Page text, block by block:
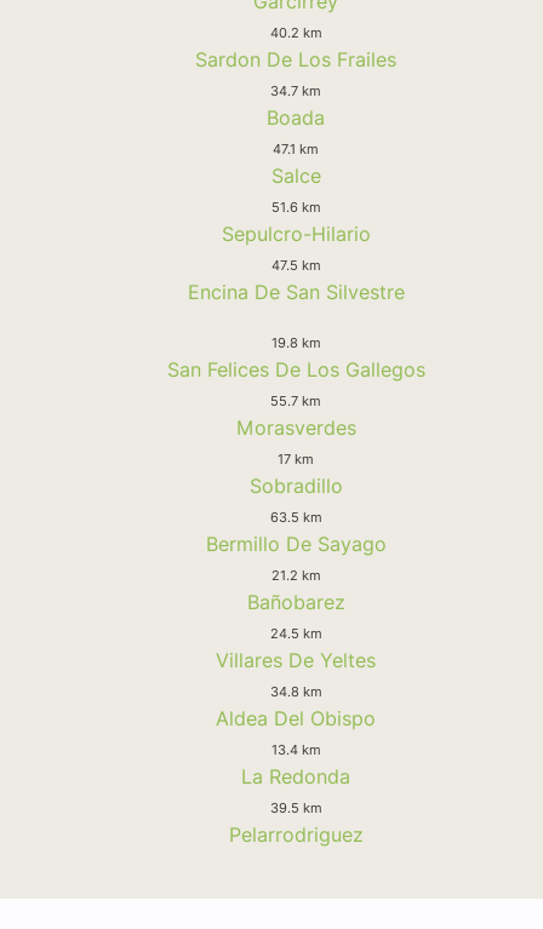
40.2 km
Sardon De Los Frailes
34.7 km
Boada
47.1 km
Salce
51.6 km
Sepulcro-Hilario
47.5 km
Encina De San Silvestre
19.8 km
San Felices De Los Gallegos
55.7 km
Morasverdes
17 km
Sobradillo
63.5 km
Bermillo De Sayago
21.2 km
Bañobarez
24.5 km
Villares De Yeltes
34.8 km
Aldea Del Obispo
13.4 km
La Redonda
39.5 km
Pelarrodriguez